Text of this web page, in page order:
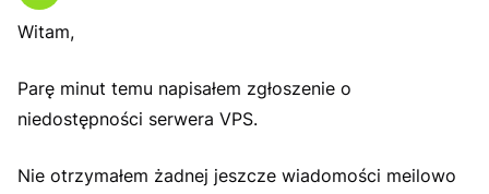
Witam,
Parę minut temu napisałem zgłoszenie o
niedostępności serwera VPS.
Nie otrzymałem żadnej jeszcze wiadomości meilowo